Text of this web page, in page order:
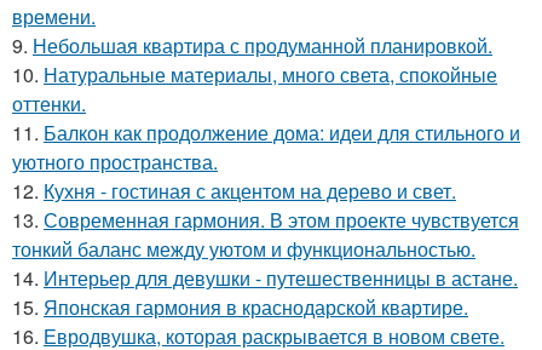
времени.
9. Небольшая квартира с продуманной планировкой.
10. Натуральные материалы, много света, спокойные
оттенки.
11. Балкон как продолжение дома: идеи для стильного и
уютного пространства.
12. Кухня - гостиная с акцентом на дерево и свет.
13. Современная гармония. В этом проекте чувствуется
тонкий баланс между уютом и функциональностью.
14. Интерьер для девушки - путешественницы в астане.
15. Японская гармония в краснодарской квартире.
16. Евродвушка, которая раскрывается в новом свете.